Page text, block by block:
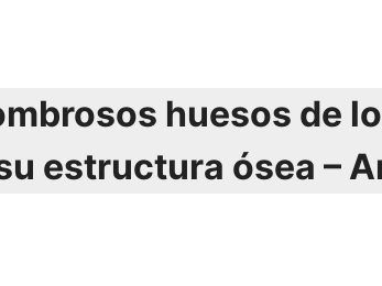
huesos de
estructura ósea –